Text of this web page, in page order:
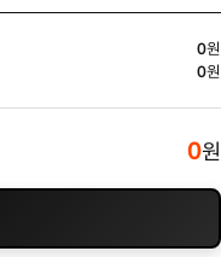
0원
0원
0원